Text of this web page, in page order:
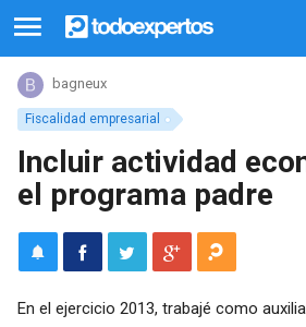
Fiscalidad empresarial
bagneux
Incluir actividad
el programa padre
En el ejercicio 2013, trabajé como